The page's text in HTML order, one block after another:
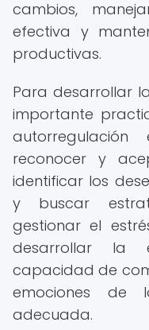
cambios,
efectiva y
productivas.
Para desarrollar
importante
autorregulación
reconocer y
identificar los
y buscar
gestionar el
desarrollar la
capacidad de
emociones de
adecuada.